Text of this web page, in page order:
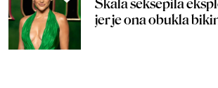
Skala seksepila
jer je ona obukla